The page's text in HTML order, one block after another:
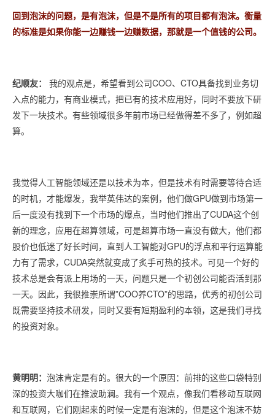
回到泡沫的问题，是有泡沫，但是不是所有的项目都有泡沫。衡量
的标准是如果你能一边赚钱一边赚数据，那就是一个值钱的公司。
纪顺友：
我的观点是，希望看到公司COO、CTO具备找到业务切
入点的能力，有商业模式，把已有的技术应用好，同时不要放下研
发下一块技术。有些领域很多年前市场已经做得差不多了，例如超
算。
我觉得人工智能领域还是以技术为本，但是技术有时需要等待合适
的时机，才能爆发，我举英伟达的案例，他们做GPU做到市场第一
后一度没有找到下一个市场的爆点，当时他们推出了CUDA这个创
新的理念，应用在超算领域，可是超算市场一直没有做大，他们都
股价也低迷了好长时间，直到人工智能对GPU的浮点和平行运算能
力有了需求，CUDA突然就变成了炙手可热的技术。可见一个好的
技术总是会有派上用场的一天，问题只是一个初创公司能否活到那
一天。因此，我很推崇所谓”COO养CTO”的思路，优秀的初创公司
既需要坚持技术研发，同时又要有短期盈利的本领，这是我们寻找
的投资对象。
黄明明： 泡沫肯定是有的。很大的一个原因：前排的这些口袋特别
深的投资大咖们在推波助澜。我有一个观点，像我们看移动互联网
和互联网，它们刚起来的时候一定是有泡沫的，但是这个泡沫不妨